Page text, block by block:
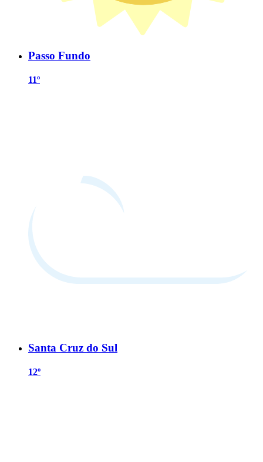
Passo Fundo
11º
Santa Cruz do Sul
12º